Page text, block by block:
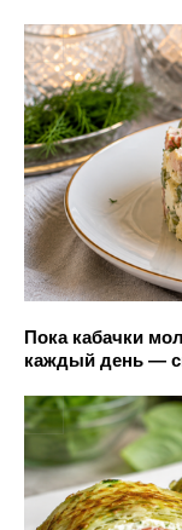
Пока кабачки
каждый день —